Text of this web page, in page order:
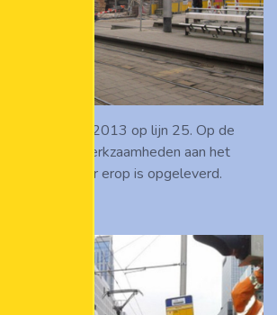
op 9 februari 2013 op lijn 25. Op de
zien we nog werkzaamheden aan het
dat in het jaar erop is opgeleverd.